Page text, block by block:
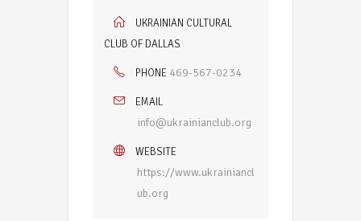
UKRAINIAN CULTURAL
CLUB OF DALLAS
PHONE 469-567-0234
EMAIL
info@ukrainianclub.org
WEBSITE
https://www.ukrainiancl
ub.org